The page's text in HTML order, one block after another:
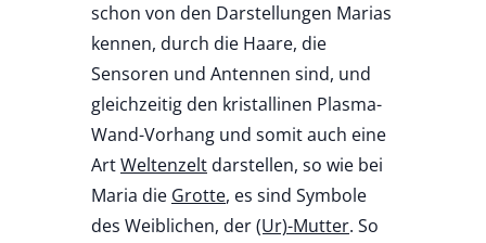
schon von den Darstellungen Marias
kennen, durch die Haare, die
Sensoren und Antennen sind, und
gleichzeitig den kristallinen Plasma-
Wand-Vorhang und somit auch eine
ArtWeltenzelt darstellen, so wie bei
Maria die Grotte, es sind Symbole
des Weiblichen, der(Ur)-Mutter. So